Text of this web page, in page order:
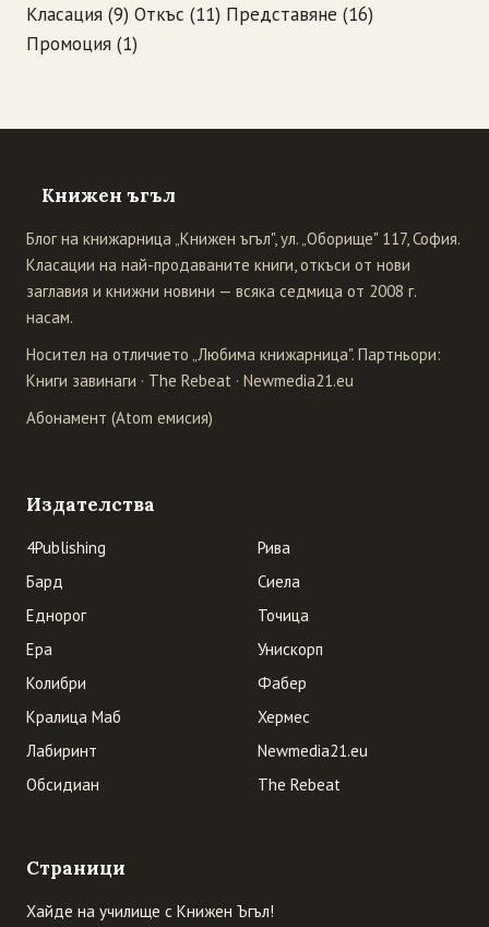
Класация (9) Откъс (11) Представяне (16)
Промоция (1)
Книжен ъгъл
Блог на книжарница „Книжен ъгъл", ул. „Оборище" 117, София.
Класации на най-продаваните книги, откъси от нови
заглавия и книжни новини — всяка седмица от 2008 г.
насам.
Носител на отличието „Любима книжарница". Партньори:
Книги завинаги · The Rebeat · Newmedia21.eu
Абонамент (Atom емисия)
Издателства
4Publishing
Бард
Еднорог
Ера
Колибри
Кралица Маб
Лабиринт
Обсидиан
Рива
Сиела
Точица
Унискорп
Фабер
Хермес
Newmedia21.eu
The Rebeat
Страници
Хайде на училище с Книжен Ъгъл!